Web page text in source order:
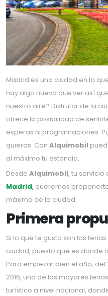
Madrid es una ciudad en la
hay algo nuevo que ver así
nuestro aire? Disfrutar de la
ofrece la posibilidad de
esperas ni programaciones.
quieras. Con Alquimobil
al máximo tu estancia.
Desde Alquimobil, tu servicio
Madrid, queremos
máximo de la ciudad.
Primera
Si lo que te gusta son las
ciudad, puesto que es donde
Para empezar bien el año, del
2016, una de las mayores
turístico a nivel nacional,